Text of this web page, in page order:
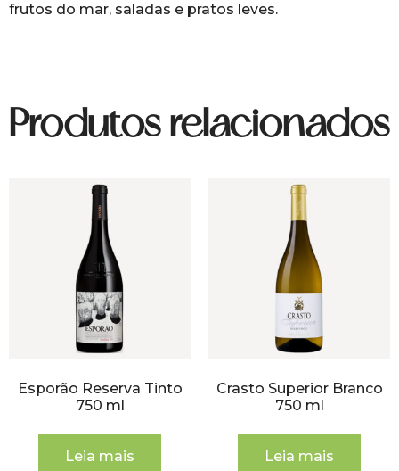
frutos do mar, saladas e pratos leves.
Produtos relacionados
Esporão Reserva Tinto
750 ml
Leia mais
Crasto Superior Branco
750 ml
Leia mais